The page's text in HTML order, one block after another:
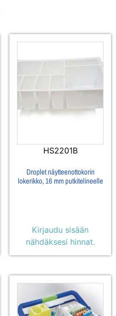
HS2201B
Droplet näytteenottokorin
lokerikko, 16 mm putkitelineelle
Kirjaudu sisään
nähdäksesi hinnat.